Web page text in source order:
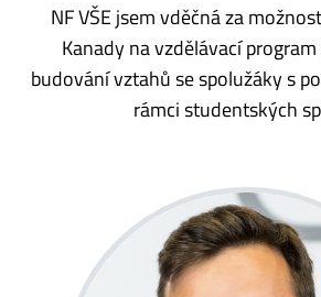
NF VŠE jsem vděčná za
Kanady na vzdělávací
budování vztahů se spolužáky s
rámci studentských